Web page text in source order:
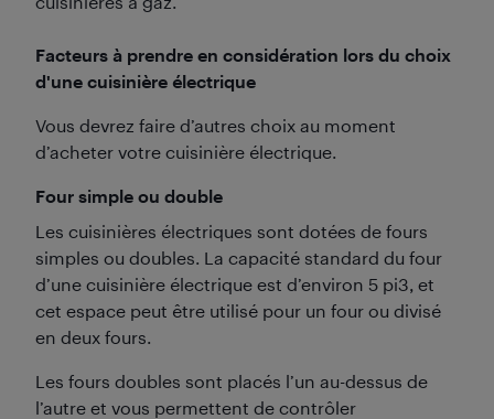
Facteurs à prendre en considération lors du choix
d'une cuisinière électrique
Vous devrez faire d’autres choix au moment
d’acheter votre cuisinière électrique.
Four simple ou double
Les cuisinières électriques sont dotées de fours
simples ou doubles. La capacité standard du four
d’une cuisinière électrique est d’environ 5 pi3, et
cet espace peut être utilisé pour un four ou divisé
en deux fours.
Les fours doubles sont placés l’un au-dessus de
l’autre et vous permettent de contrôler